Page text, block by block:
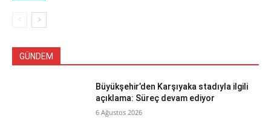
GÜNDEM
Büyükşehir’den Karşıyaka stadıyla ilgili
açıklama: Süreç devam ediyor
6 Ağustos 2026